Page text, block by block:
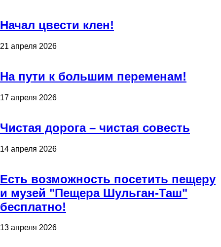
Начал цвести клен!
21 апреля 2026
На пути к большим переменам!
17 апреля 2026
Чистая дорога – чистая совесть
14 апреля 2026
Есть возможность посетить пещеру
и музей "Пещера Шульган-Таш"
бесплатно!
13 апреля 2026